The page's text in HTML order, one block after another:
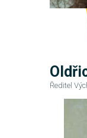
Ředitel